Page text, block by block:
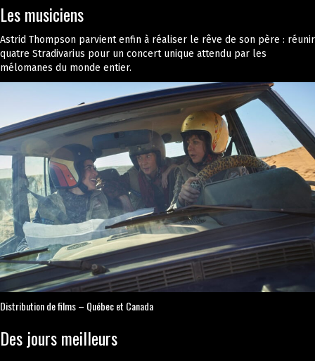
Les musiciens
Astrid Thompson parvient enfin à réaliser le rêve de son père : réunir
quatre Stradivarius pour un concert unique attendu par les
mélomanes du monde entier.
Distribution de films – Québec et Canada
Des jours meilleurs